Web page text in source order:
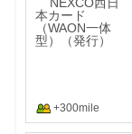
+300mile